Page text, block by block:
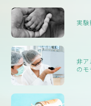
実
非ア
のモ